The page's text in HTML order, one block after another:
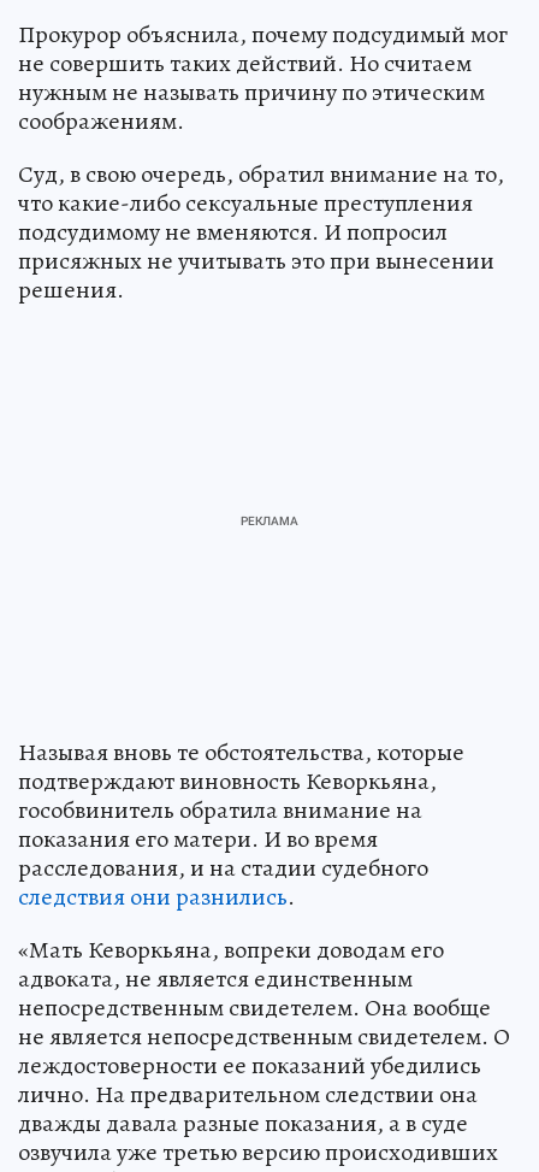
Прокурор объяснила, почему подсудимый мог
не совершить таких действий. Но считаем
нужным не называть причину по этическим
соображениям.
Суд, в свою очередь, обратил внимание на то,
что какие-либо сексуальные преступления
подсудимому не вменяются. И попросил
присяжных не учитывать это при вынесении
решения.
Называя вновь те обстоятельства, которые
подтверждают виновность Кеворкьяна,
гособвинитель обратила внимание на
показания его матери. И во время
расследования, и на стадии судебного
следствия они разнились.
«Мать Кеворкьяна, вопреки доводам его
адвоката, не является единственным
непосредственным свидетелем. Она вообще
не является непосредственным свидетелем. О
леждостоверности ее показаний убедились
лично. На предварительном следствии она
дважды давала разные показания, а в суде
озвучила уже третью версию происходивших